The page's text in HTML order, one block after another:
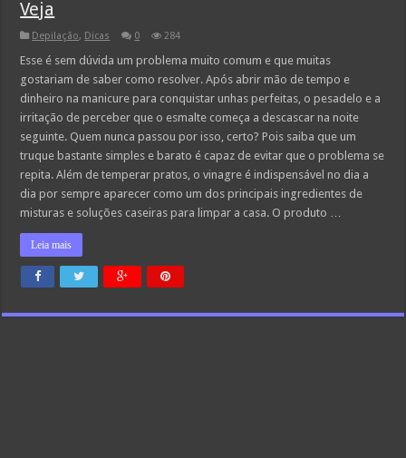
Veja
Depilação, Dicas 0 284
Esse é sem dúvida um problema muito comum e que muitas
gostariam de saber como resolver. Após abrir mão de tempo e
dinheiro na manicure para conquistar unhas perfeitas, o pesadelo e a
irritação de perceber que o esmalte começa a descascar na noite
seguinte. Quem nunca passou por isso, certo? Pois saiba que um
truque bastante simples e barato é capaz de evitar que o problema se
repita. Além de temperar pratos, o vinagre é indispensável no dia a
dia por sempre aparecer como um dos principais ingredientes de
misturas e soluções caseiras para limpar a casa. O produto …
Leia mais